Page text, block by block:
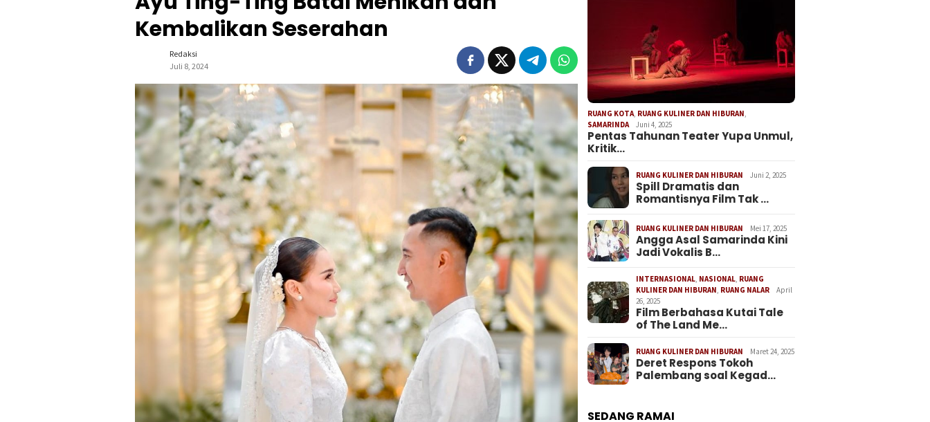
Kembalikan Seserahan
Redaksi
Juli 8, 2024
RUANG KOTA RUANG KULINER DAN HIBURAN
SAMARINDA
Juni 4, 2025
Pentas Tahunan Teater Yupa Unmul,
Kritik…
RUANG KULINER DAN HIBURAN Juni 2, 2025
Spill Dramatis dan
Romantisnya Film Tak …
RUANG KULINER DAN HIBURAN Mei 17, 2025
Angga Asal Samarinda Kini
Jadi Vokalis B…
INTERNASIONAL NASIONAL RUANG
KULINER DAN HIBURAN RUANG NALAR
April
26, 2025
Film Berbahasa Kutai Tale
of The Land Me…
RUANG KULINER DAN HIBURAN Maret 24, 2025
Deret Respons Tokoh
Palembang soal Kegad…
SEDANG RAMAI